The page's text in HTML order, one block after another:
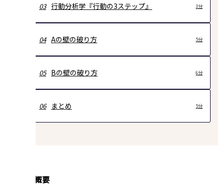
03 行動分析学『行動の3ステップ』 3分
04 Aの壁の破り方 5分
05 Bの壁の破り方 6分
06 まとめ 5分
講座の概要